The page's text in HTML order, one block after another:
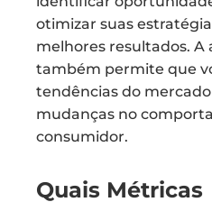
otimizar suas
melhores resultados. A
também permite que
tendências do
mudanças no
consumidor.
Quais Métricas